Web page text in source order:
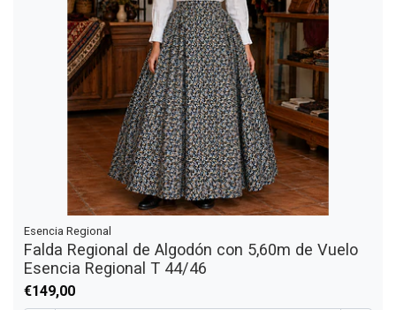
Esencia Regional
Falda Regional de Algodón con 5,60m de Vuelo
Esencia Regional T 44/46
€149,00